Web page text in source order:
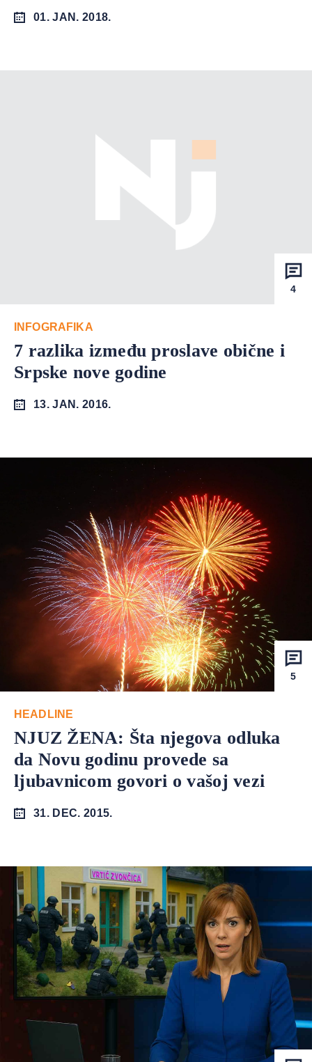
01. JAN. 2018.
4
INFOGRAFIKA
7 razlika između proslave obične i
Srpske nove godine
13. JAN. 2016.
5
HEADLINE
NJUZ ŽENA: Šta njegova odluka
da Novu godinu provede sa
ljubavnicom govori o vašoj vezi
31. DEC. 2015.